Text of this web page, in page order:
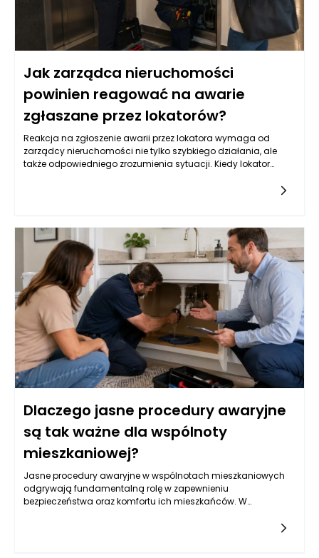
Jak zarządca nieruchomości
powinien reagować na awarie
zgłaszane przez lokatorów?
Reakcja na zgłoszenie awarii przez lokatora wymaga od
zarządcy nieruchomości nie tylko szybkiego działania, ale
także odpowiedniego zrozumienia sytuacji. Kiedy lokator
niezbędnych informacji. Zarządca powinien zwrócić uwagę
wystąpił. Taka wstępna analiza pozwoli ustalić priorytet
działań oraz określić, czy konieczna jest interwencja
specjalisty, czy awaria może być rozwiązana zdalnie.
Równocześnie, ważne jest, aby zarządca okazał empatię i
zrozumienie dla lokatora, który może odczuwać stres
związany z daną sytuacją. Takie podejście buduje zaufanie i
pokazuje, że zarządzanie nieruchomościami Poznań nie
polega jedynie na sprawnym administrowaniu, ale także na
tworzeniu relacji z mieszkańcami.
Dlaczego jasne procedury awaryjne
są tak ważne dla wspólnoty
mieszkaniowej?
Jasne procedury awaryjne w wspólnotach mieszkaniowych
odgrywają fundamentalną rolę w zapewnieniu
bezpieczeństwa oraz komfortu ich mieszkańców. W